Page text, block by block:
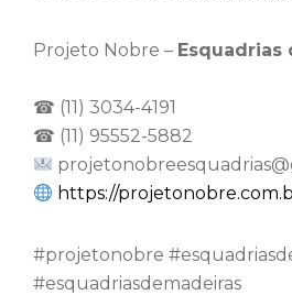
Projeto Nobre – Esquadrias
☎ (11) 3034-4191
☎ (11) 95552-5882
https://
⁠#projetonobre
#esquadriasdemadeiras